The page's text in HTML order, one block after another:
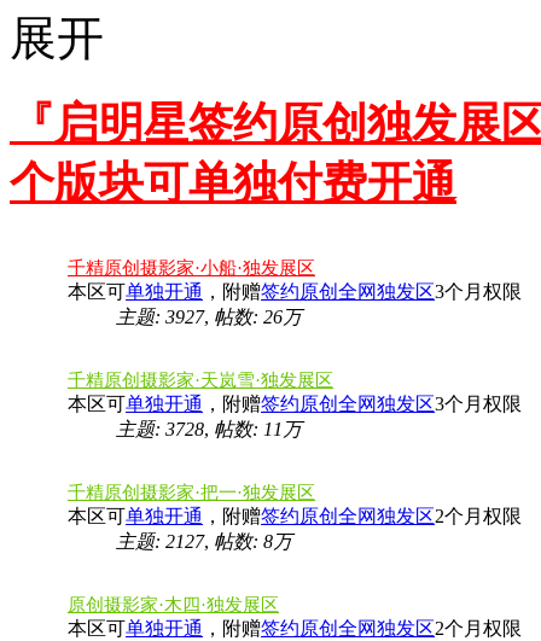
『启明星签约原创独发展
个版块可单独付费开通
千精原创摄影家·小船·独发展区
本区可单独开通 ，附赠签约原创全网独发区3个月权限
主题: 3927, 帖数: 26万
千精原创摄影家·天岚雪·独发展区
本区可单独开通 ，附赠签约原创全网独发区3个月权限
主题: 3728, 帖数: 11万
千精原创摄影家·把一·独发展区
本区可单独开通 ，附赠签约原创全网独发区2个月权限
主题: 2127, 帖数: 8万
原创摄影家·木四·独发展区
本区可单独开通 ，附赠签约原创全网独发区2个月权限